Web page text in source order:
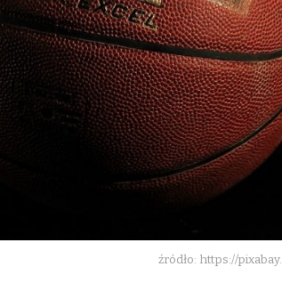
źródło: https://